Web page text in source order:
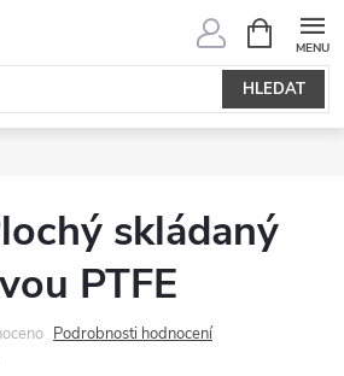
HLEDAT
NÁKUPNÍ
KOŠÍK
skládaný
PTFE
Podrobnosti hodnocení